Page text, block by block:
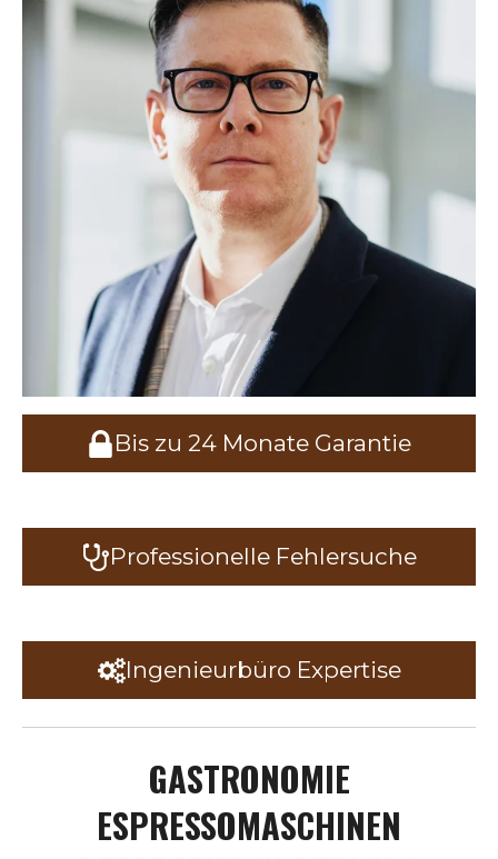
Bis zu 24 Monate Garantie
Professionelle Fehlersuche
Ingenieurbüro Expertise
GASTRONOMIE
ESPRESSOMASCHINEN